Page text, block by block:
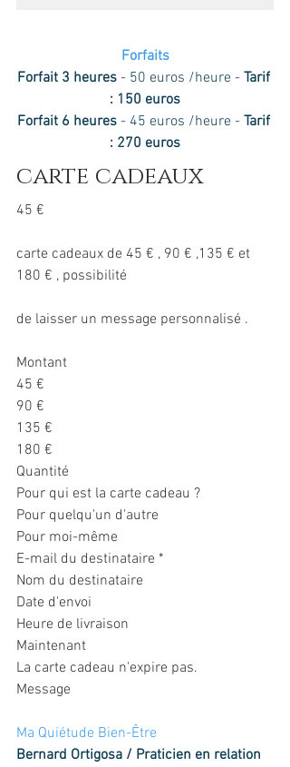
Forfaits
Forfait 3 heures - 50 euros /heure - Tarif
: 150 euros
Forfait 6 heures - 45 euros /heure - Tarif
: 270 euros
carte cadeaux
45 €
carte cadeaux de 45 € , 90 € ,135 € et
180 € , possibilité
de laisser un message personnalisé .
Montant
45 €
90 €
135 €
180 €
Quantité
Pour qui est la carte cadeau ?
Pour quelqu'un d'autre
Pour moi-même
E-mail du destinataire *
Nom du destinataire
Date d'envoi
Heure de livraison
Maintenant
La carte cadeau n'expire pas.
Message
Ma Quiétude Bien-Être
Bernard Ortigosa / Praticien en relation